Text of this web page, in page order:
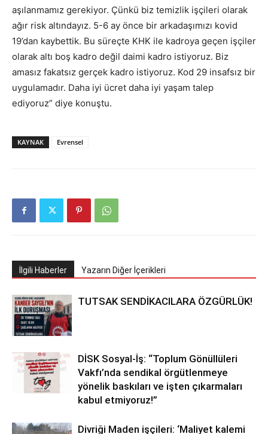
aşılanmamız gerekiyor. Çünkü biz temizlik işçileri olarak
ağır risk altındayız. 5-6 ay önce bir arkadaşımızı kovid
19’dan kaybettik. Bu süreçte KHK ile kadroya geçen işçiler
olarak altı boş kadro değil daimi kadro istiyoruz. Biz
amasız fakatsız gerçek kadro istiyoruz. Kod 29 insafsız bir
uygulamadır. Daha iyi ücret daha iyi yaşam talep
ediyoruz” diye konuştu.
KAYNAK Evrensel
İlgili Haberler Yazarın Diğer İçerikleri
TUTSAK SENDİKACILARA ÖZGÜRLÜK!
DİSK Sosyal-İş: “Toplum Gönüllüleri
Vakfı’nda sendikal örgütlenmeye
yönelik baskıları ve işten çıkarmaları
kabul etmiyoruz!”
Divriği Maden işçileri: ‘Maliyet kalemi